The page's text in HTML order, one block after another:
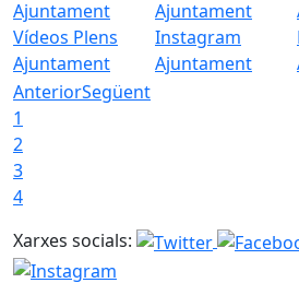
Vídeos Plens
Ajuntament
Instagram
Ajuntament
AnteriorSegüent
1
2
3
4
Xarxes socials: